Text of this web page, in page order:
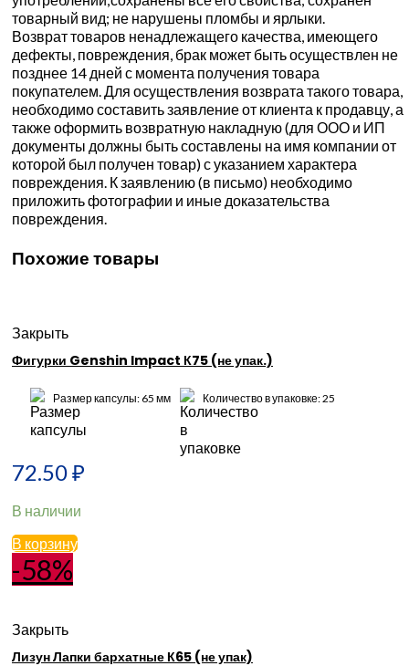
товарный вид; не нарушены пломбы и ярлыки.
Возврат товаров ненадлежащего качества, имеющего
дефекты, повреждения, брак может быть осуществлен не
позднее 14 дней с момента получения товара
покупателем. Для осуществления возврата такого товара,
необходимо составить заявление от клиента к продавцу, а
также оформить возвратную накладную (для ООО и ИП
документы должны быть составлены на имя компании от
которой был получен товар) с указанием характера
повреждения. К заявлению (в письмо) необходимо
приложить фотографии и иные доказательства
повреждения.
Похожие товары
Закрыть
Фигурки Genshin Impact К75 (не упак.)
Размер капсулы: 65 мм Количество в упаковке: 25
72.50₽
В наличии
В корзину
-58%
Закрыть
Лизун Лапки бархатные К65 (не упак)